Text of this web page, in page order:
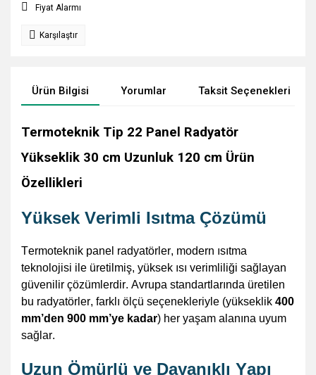
Fiyat Alarmı
Karşılaştır
Ürün Bilgisi Yorumlar Taksit Seçenekleri
Termoteknik Tip 22 Panel Radyatör
Yükseklik 30 cm Uzunluk 120 cm Ürün
Özellikleri
Yüksek Verimli Isıtma Çözümü
Termoteknik panel radyatörler, modern ısıtma
teknolojisi ile üretilmiş, yüksek ısı verimliliği sağlayan
güvenilir çözümlerdir. Avrupa standartlarında üretilen
bu radyatörler, farklı ölçü seçenekleriyle (yükseklik 400
mm’den 900 mm’ye kadar) her yaşam alanına uyum
sağlar.
Uzun Ömürlü ve Dayanıklı Yapı